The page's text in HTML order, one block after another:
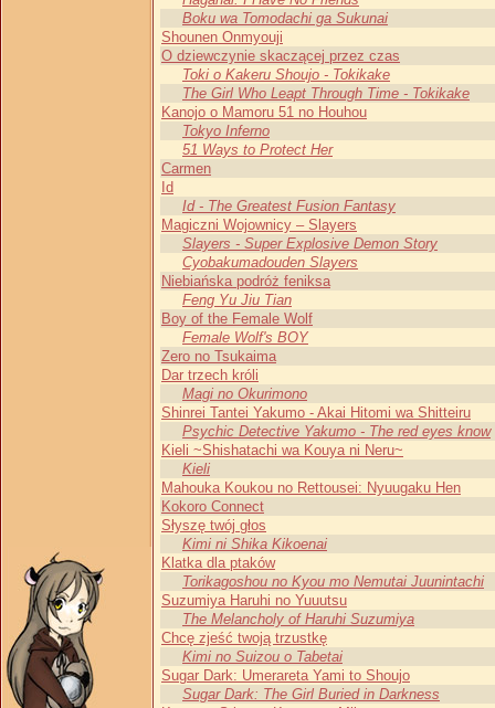
Boku wa Tomodachi ga Sukunai
Shounen Onmyouji
O dziewczynie skaczącej przez czas
Toki o Kakeru Shoujo - Tokikake
The Girl Who Leapt Through Time - Tokikake
Kanojo o Mamoru 51 no Houhou
Tokyo Inferno
51 Ways to Protect Her
Carmen
Id
Id - The Greatest Fusion Fantasy
Magiczni Wojownicy – Slayers
Slayers - Super Explosive Demon Story
Cyobakumadouden Slayers
Niebiańska podróż feniksa
Feng Yu Jiu Tian
Boy of the Female Wolf
Female Wolf's BOY
Zero no Tsukaima
Dar trzech króli
Magi no Okurimono
Shinrei Tantei Yakumo - Akai Hitomi wa Shitteiru
Psychic Detective Yakumo - The red eyes know
Kieli ~Shishatachi wa Kouya ni Neru~
Kieli
Mahouka Koukou no Rettousei: Nyuugaku Hen
Kokoro Connect
Słyszę twój głos
Kimi ni Shika Kikoenai
Klatka dla ptaków
Torikagoshou no Kyou mo Nemutai Juunintachi
Suzumiya Haruhi no Yuuutsu
The Melancholy of Haruhi Suzumiya
Chcę zjeść twoją trzustkę
Kimi no Suizou o Tabetai
Sugar Dark: Umerareta Yami to Shoujo
Sugar Dark: The Girl Buried in Darkness